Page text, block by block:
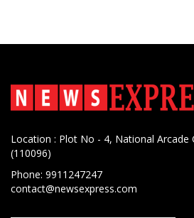
Location : Plot No - 4, National Arcade
(110096)
Phone: 9911247247
contact@newsexpress.com